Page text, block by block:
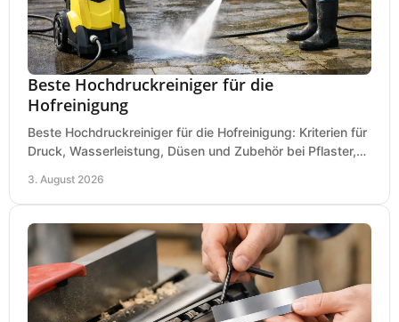
Beste Hochdruckreiniger für die
Hofreinigung
Beste Hochdruckreiniger für die Hofreinigung: Kriterien für
Druck, Wasserleistung, Düsen und Zubehör bei Pflaster,
3. August 2026